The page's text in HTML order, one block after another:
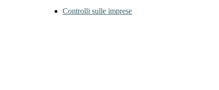
Controlli sulle imprese